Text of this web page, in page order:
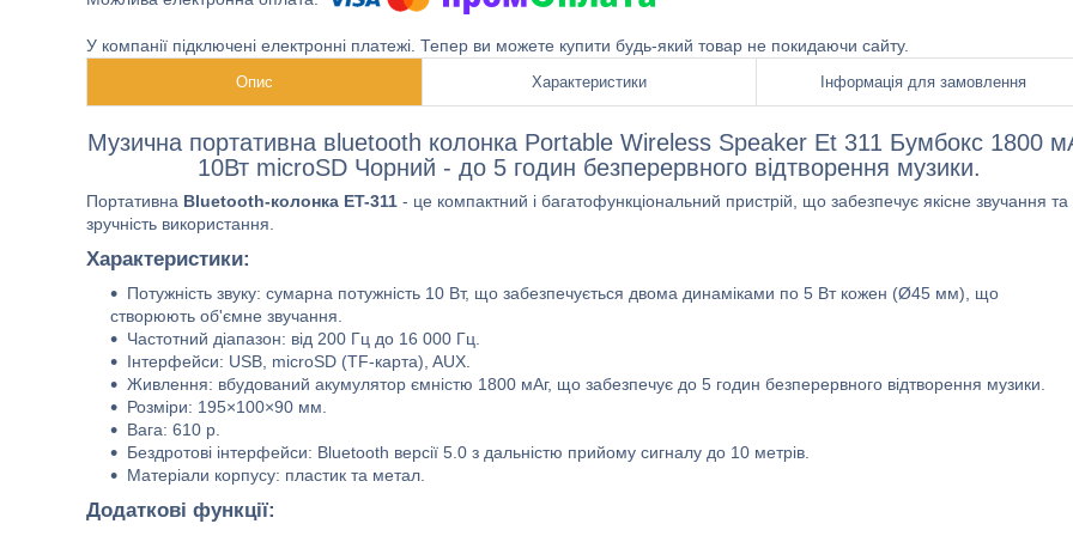
У компанії підключені електронні платежі. Тепер ви можете купити будь-який товар не покидаючи сайту.
Опис Характеристики Інформація для замовлення
Музична портативна вluetooth колонка Portable Wireless Speaker Et 311 Бумбокс 1800
10Вт microSD Чорний - до 5 годин безперервного відтворення музики.
Портативна Bluetooth-колонка ET-311 - це компактний і багатофункціональний пристрій, що забезпечує якісне звучання та
зручність використання.
Характеристики:
Потужність звуку: сумарна потужність 10 Вт, що забезпечується двома динаміками по 5 Вт кожен (Ø45 мм), що
створюють об'ємне звучання.
Частотний діапазон: від 200 Гц до 16 000 Гц.
Інтерфейси: USB, microSD (TF-карта), AUX.
Живлення: вбудований акумулятор ємністю 1800 мАг, що забезпечує до 5 годин безперервного відтворення музики.
Розміри: 195×100×90 мм.
Вага: 610 р.
Бездротові інтерфейси: Bluetooth версії 5.0 з дальністю прийому сигналу до 10 метрів.
Матеріали корпусу: пластик та метал.
Додаткові функції: